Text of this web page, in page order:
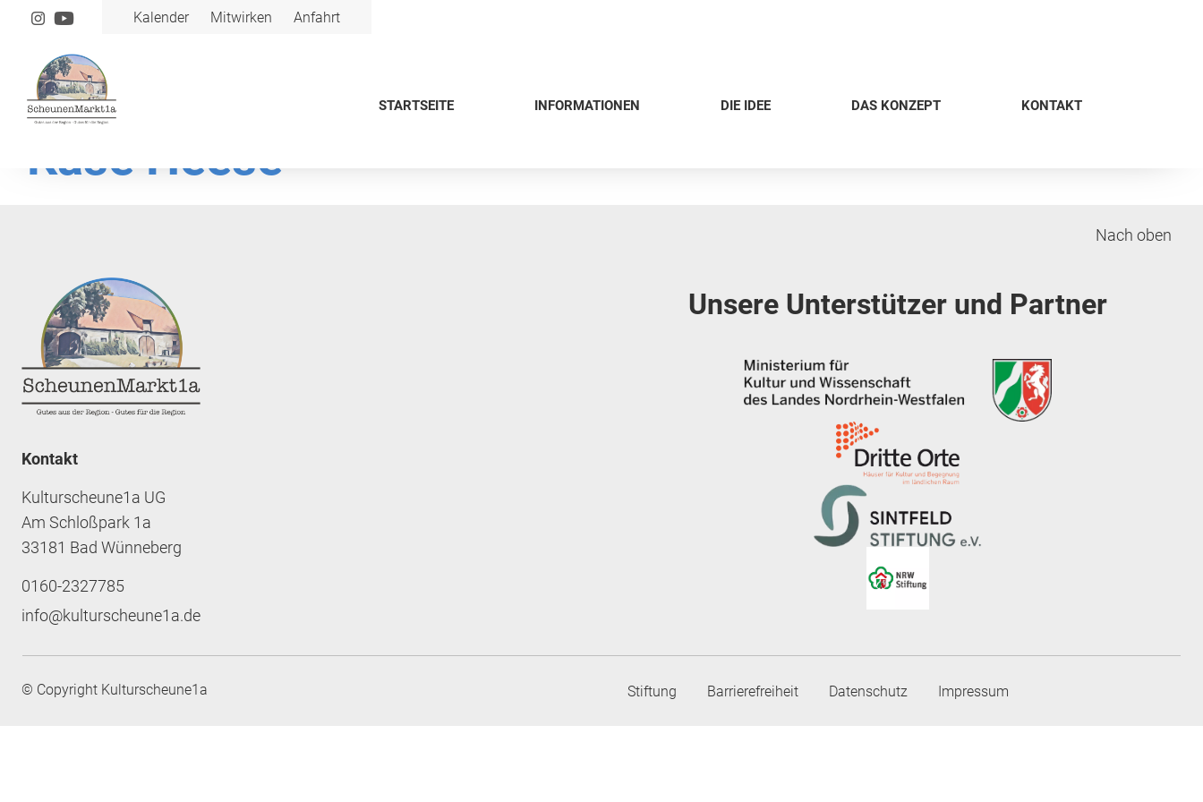
Kalender Mitwirken Anfahrt
STARTSEITE INFORMATIONEN DIE IDEE DAS KONZEPT KONTAKT
Käse Heese
Nach oben
Kontakt
Kulturscheune1a UG
Am Schloßpark 1a
33181 Bad Wünneberg
0160-2327785
info@kulturscheune1a.de
Unsere Unterstützer und Partner
© Copyright Kulturscheune1a Stiftung Barrierefreiheit Datenschutz Impressum